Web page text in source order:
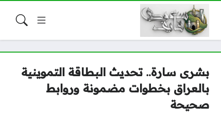
بشرى سارة.. تحديث البطاقة التموينية
بالعراق بخطوات مضمونة وروابط
صحيحة